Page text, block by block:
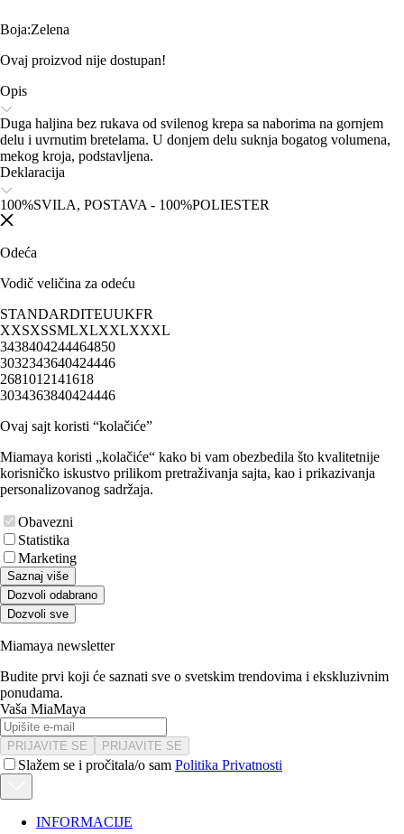
Boja:Zelena
Ovaj proizvod nije dostupan!
Opis
Duga haljina bez rukava od svilenog krepa sa naborima na gornjem
delu i uvrnutim bretelama. U donjem delu suknja bogatog volumena,
mekog kroja, podstavljena.
Deklaracija
100%SVILA, POSTAVA - 100%POLIESTER
Odeća
Vodič veličina za odeću
STANDARDITEUUKFR
XXSXSSMLXLXXLXXXL
3438404244464850
3032343640424446
2681012141618
3034363840424446
Ovaj sajt koristi “kolačiće”
Miamaya koristi „kolačiće“ kako bi vam obezbedila što kvalitetnije
korisničko iskustvo prilikom pretraživanja sajta, kao i prikazivanja
personalizovanog sadržaja.
Obavezni
Statistika
Marketing
Saznaj više
Dozvoli odabrano
Dozvoli sve
Miamaya newsletter
Budite prvi koji će saznati sve o svetskim trendovima i ekskluzivnim
ponudama.
Vaša MiaMaya
PRIJAVITE SE PRIJAVITE SE
Slažem se i pročitala/o sam Politika Privatnosti
INFORMACIJE